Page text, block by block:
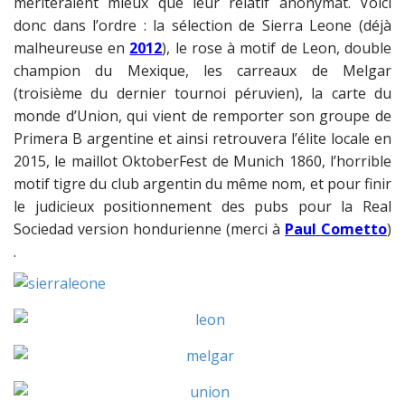
donc dans l’ordre : la sélection de Sierra Leone (déjà
malheureuse en 2012), le rose à motif de Leon, double
champion du Mexique, les carreaux de Melgar
(troisième du dernier tournoi péruvien), la carte du
monde d’Union, qui vient de remporter son groupe de
Primera B argentine et ainsi retrouvera l’élite locale en
2015, le maillot OktoberFest de Munich 1860, l’horrible
motif tigre du club argentin du même nom, et pour finir
le judicieux positionnement des pubs pour la Real
Sociedad version hondurienne (merci à Paul Cometto)
.